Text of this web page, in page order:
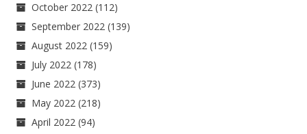
October 2022 (112)
September 2022 (139)
August 2022 (159)
July 2022 (178)
June 2022 (373)
May 2022 (218)
April 2022 (94)